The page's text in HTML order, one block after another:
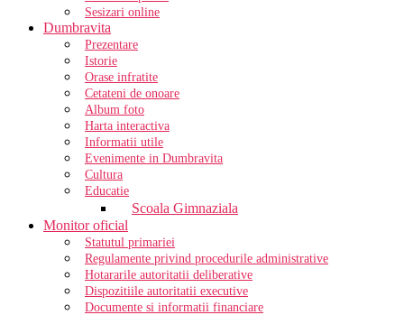
Sesizari online
Dumbravita
Prezentare
Istorie
Orase infratite
Cetateni de onoare
Album foto
Harta interactiva
Informatii utile
Evenimente in Dumbravita
Cultura
Educatie
Scoala Gimnaziala
Monitor oficial
Statutul primariei
Regulamente privind procedurile administrative
Hotararile autoritatii deliberative
Dispozitiile autoritatii executive
Documente si informatii financiare